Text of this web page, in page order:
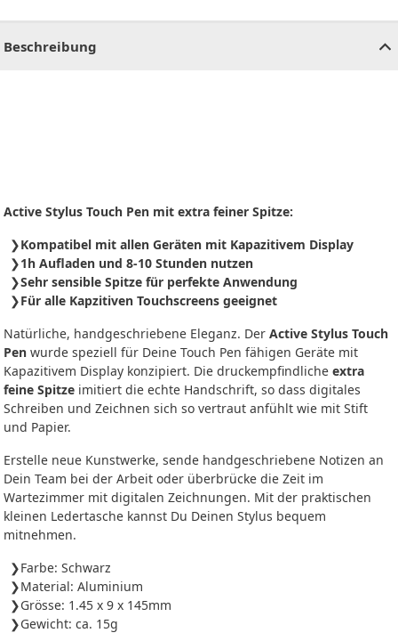
Beschreibung
Active Stylus Touch Pen mit extra feiner Spitze:
Kompatibel mit allen Geräten mit Kapazitivem Display
1h Aufladen und 8-10 Stunden nutzen
Sehr sensible Spitze für perfekte Anwendung
Für alle Kapzitiven Touchscreens geeignet
Natürliche, handgeschriebene Eleganz. Der Active Stylus Touch
Pen wurde speziell für Deine Touch Pen fähigen Geräte mit
Kapazitivem Display konzipiert. Die druckempfindliche extra
feine Spitze imitiert die echte Handschrift, so dass digitales
Schreiben und Zeichnen sich so vertraut anfühlt wie mit Stift
und Papier.
Erstelle neue Kunstwerke, sende handgeschriebene Notizen an
Dein Team bei der Arbeit oder überbrücke die Zeit im
Wartezimmer mit digitalen Zeichnungen. Mit der praktischen
kleinen Ledertasche kannst Du Deinen Stylus bequem
mitnehmen.
Farbe: Schwarz
Material: Aluminium
Grösse: 1.45 x 9 x 145mm
Gewicht: ca. 15g